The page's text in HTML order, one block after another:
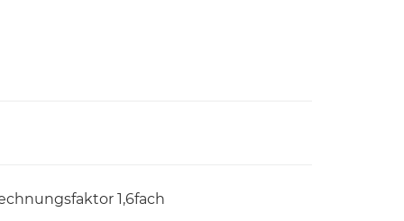
1,6fach